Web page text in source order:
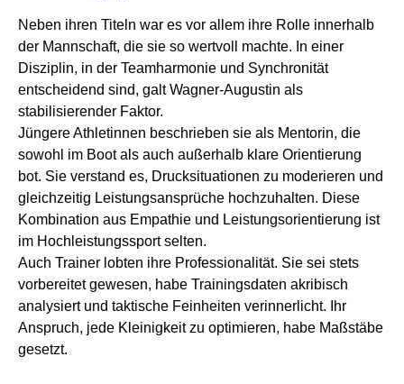
Neben ihren Titeln war es vor allem ihre Rolle innerhalb
der Mannschaft, die sie so wertvoll machte. In einer
Disziplin, in der Teamharmonie und Synchronität
entscheidend sind, galt Wagner-Augustin als
stabilisierender Faktor.
Jüngere Athletinnen beschrieben sie als Mentorin, die
sowohl im Boot als auch außerhalb klare Orientierung
bot. Sie verstand es, Drucksituationen zu moderieren und
gleichzeitig Leistungsansprüche hochzuhalten. Diese
Kombination aus Empathie und Leistungsorientierung ist
im Hochleistungssport selten.
Auch Trainer lobten ihre Professionalität. Sie sei stets
vorbereitet gewesen, habe Trainingsdaten akribisch
analysiert und taktische Feinheiten verinnerlicht. Ihr
Anspruch, jede Kleinigkeit zu optimieren, habe Maßstäbe
gesetzt.